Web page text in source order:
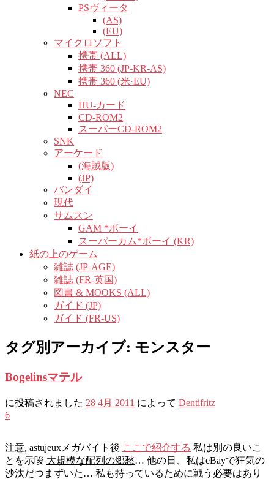
PSヴィータ
(AS)
(EU)
マイクロソフト
携帯 (ALL)
携帯 360 (JP-KR-AS)
携帯 360 (米·EU)
NEC
HU-カード
CD-ROM2
スーパーCD-ROM2
SNK
アーケード
(海賊版)
(JP)
バンダイ
現代
サムスン
GAM *ボーイ
スーパーカム*ボーイ (KR)
紙の上のゲーム
雑誌 (JP-AGE)
雑誌 (FR-英国)
図書 & MOOKS (ALL)
ガイド (JP)
ガイド (FR-US)
タグ別アーカイブ: モンスター
Bogelinsマテル
に投稿されました 28 4月 2011 によって Dentifritz
6
注意, astujeuxメガバイト後 ここで紹介する 私は別の良いこ
とを示唆 大規模な配列の郷愁… 他の日、私はeBayで狂気の
沙汰だつまずいた… 私も持っているために戦う必要はあり